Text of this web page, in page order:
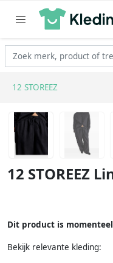
12 STOREEZ
12 STOREEZ
Dit product is
Bekijk relevante kleding: